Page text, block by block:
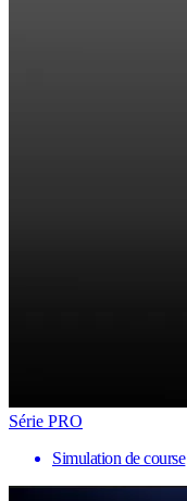
Série PRO
Simulation de course